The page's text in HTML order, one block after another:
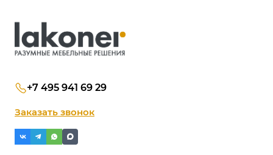
+7 495 941 69 29
Заказать звонок